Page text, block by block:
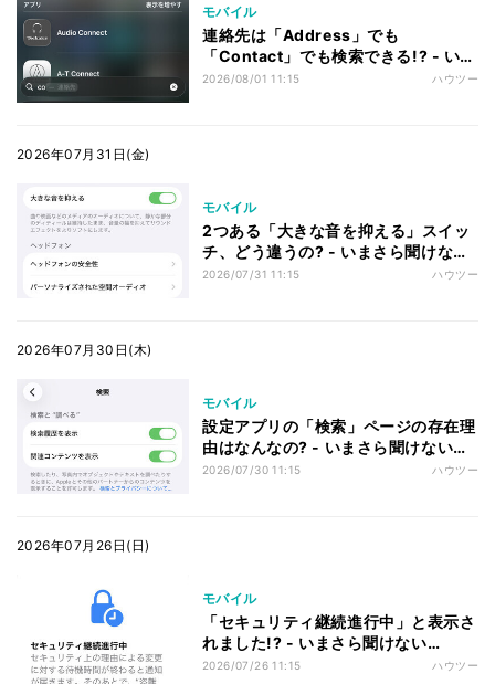
モバイル
連絡先は「Address」でも
「Contact」でも検索できる!? - いま
さら聞けないiPhoneのなぜ
2026/08/01 11:15 ハウツー
2026年07月31日(金)
モバイル
2つある「大きな音を抑える」スイッ
チ、どう違うの? - いまさら聞けない
iPhoneのなぜ
2026/07/31 11:15 ハウツー
2026年07月30日(木)
モバイル
設定アプリの「検索」ページの存在理
由はなんなの? - いまさら聞けない
iPhoneのなぜ
2026/07/30 11:15 ハウツー
2026年07月26日(日)
モバイル
「セキュリティ継続進行中」と表示さ
れました!? - いまさら聞けない
iPhoneのなぜ
2026/07/26 11:15 ハウツー